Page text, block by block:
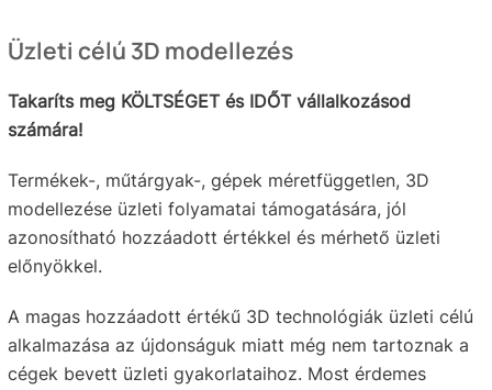
Üzleti célú 3D modellezés
Takaríts meg KÖLTSÉGET és IDŐT vállalkozásod
számára!
Termékek-, műtárgyak-, gépek méretfüggetlen, 3D
modellezése üzleti folyamatai támogatására, jól
azonosítható hozzáadott értékkel és mérhető üzleti
előnyökkel.
A magas hozzáadott értékű 3D technológiák üzleti célú
alkalmazása az újdonságuk miatt még nem tartoznak a
cégek bevett üzleti gyakorlataihoz. Most érdemes